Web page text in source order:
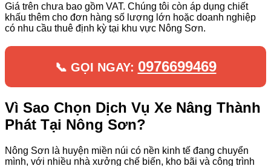
Giá trên chưa bao gồm VAT. Chúng tôi còn áp dụng chiết
khấu thêm cho đơn hàng số lượng lớn hoặc doanh nghiệp
có nhu cầu thuê định kỳ tại khu vực Nông Sơn.
📞 GỌI NGAY: 0976699469
Vì Sao Chọn Dịch Vụ Xe Nâng Thành
Phát Tại Nông Sơn?
Nông Sơn là huyện miền núi có nền kinh tế đang chuyển
mình, với nhiều nhà xưởng chế biến, kho bãi và công trình